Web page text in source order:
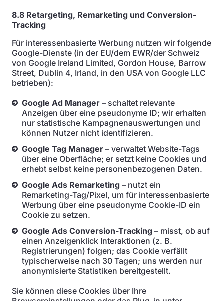
8.8 Retargeting, Remarketing und Conversion-
Tracking
Für interessenbasierte Werbung nutzen wir folgende
Google-Dienste (in der EU/dem EWR/der Schweiz
von Google Ireland Limited, Gordon House, Barrow
Street, Dublin 4, Irland, in den USA von Google LLC
betrieben):
Google Ad Manager – schaltet relevante
Anzeigen über eine pseudonyme ID; wir erhalten
nur statistische Kampagnenauswertungen und
können Nutzer nicht identifizieren.
Google Tag Manager – verwaltet Website-Tags
über eine Oberfläche; er setzt keine Cookies und
erhebt selbst keine personenbezogenen Daten.
Google Ads Remarketing – nutzt ein
Remarketing-Tag/Pixel, um für interessenbasierte
Werbung über eine pseudonyme Cookie-ID ein
Cookie zu setzen.
Google Ads Conversion-Tracking – misst, ob auf
einen Anzeigenklick Interaktionen (z. B.
Registrierungen) folgen; das Cookie verfällt
typischerweise nach 30 Tagen; uns werden nur
anonymisierte Statistiken bereitgestellt.
Sie können diese Cookies über Ihre